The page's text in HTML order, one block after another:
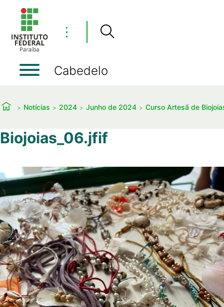
⋮
Cabedelo
Notícias 2024 Junho de 2024 Curso Artesã de
Biojoias_06.jfif